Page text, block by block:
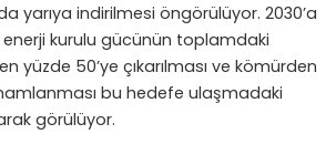
yarıya indirilmesi öngörülüyor. 2030’a
kurulu gücünün toplamdaki
yüzde 50’ye çıkarılması ve kömürden
bu hedefe ulaşmadaki
görülüyor.